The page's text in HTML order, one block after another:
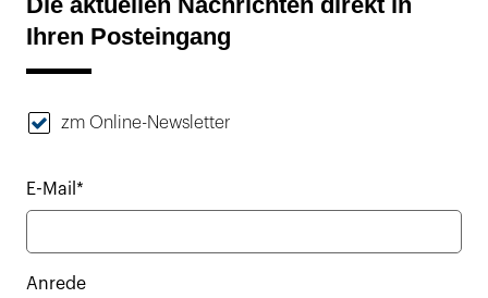
Ihren Posteingang
zm Online-Newsletter
E-Mail*
Anrede